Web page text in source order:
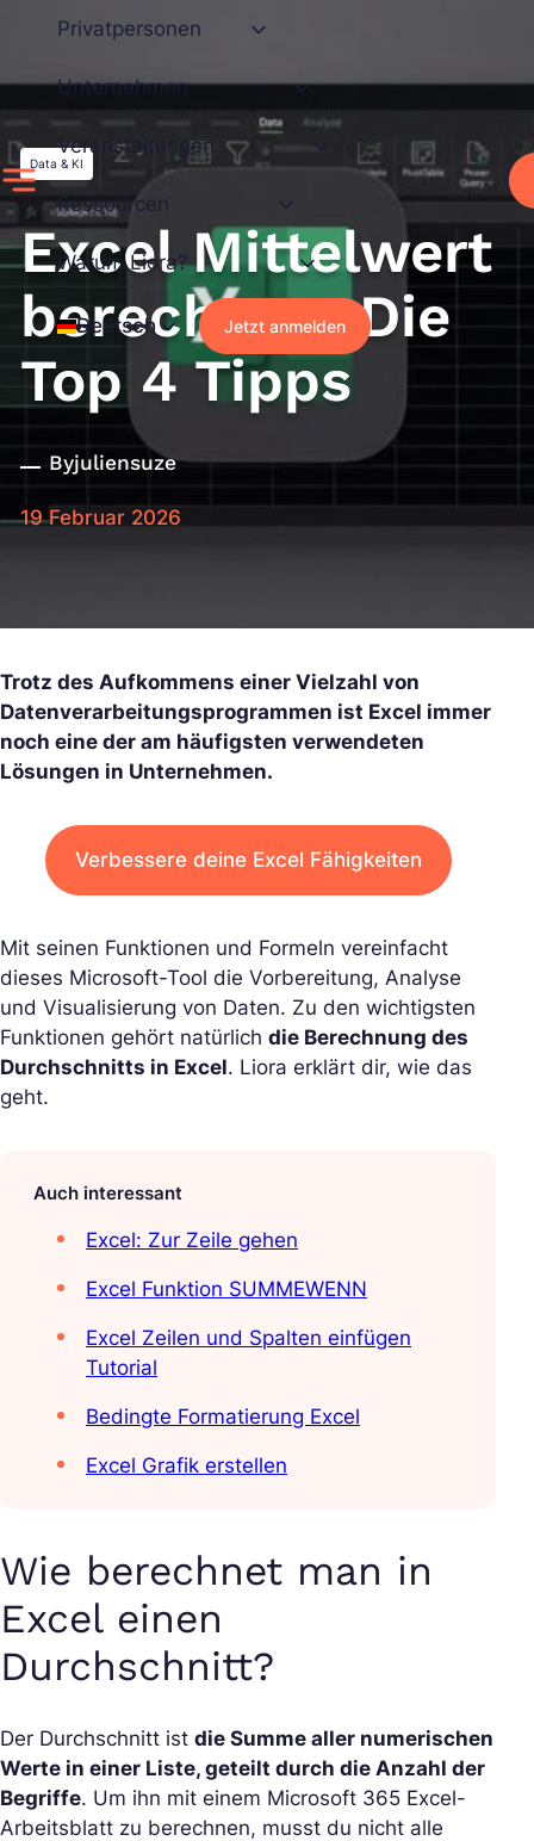
springen
Privatpersonen
Unternehmen
Veranstaltungen
Ressourcen
Warum Liora?
Deutsch Jetzt anmelden
Data & KI
Excel Mittelwert
berechnen: Die
Top 4 Tipps
Byjuliensuze
19 Februar 2026
Trotz des Aufkommens einer Vielzahl von
Datenverarbeitungsprogrammen ist Excel immer
noch eine der am häufigsten verwendeten
Lösungen in Unternehmen.
Verbessere deine Excel Fähigkeiten
Mit seinen Funktionen und Formeln vereinfacht
dieses Microsoft-Tool die Vorbereitung, Analyse
und Visualisierung von Daten. Zu den wichtigsten
Funktionen gehört natürlich die Berechnung des
Durchschnitts in Excel. Liora erklärt dir, wie das
geht.
Auch interessant
Excel: Zur Zeile gehen
Excel Funktion SUMMEWENN
Excel Zeilen und Spalten einfügen
Tutorial
Bedingte Formatierung Excel
Excel Grafik erstellen
Wie berechnet man in
Excel einen
Durchschnitt?
Der Durchschnitt ist die Summe aller numerischen
Werte in einer Liste, geteilt durch die Anzahl der
Begriffe. Um ihn mit einem Microsoft 365 Excel-
Arbeitsblatt zu berechnen, musst du nicht alle